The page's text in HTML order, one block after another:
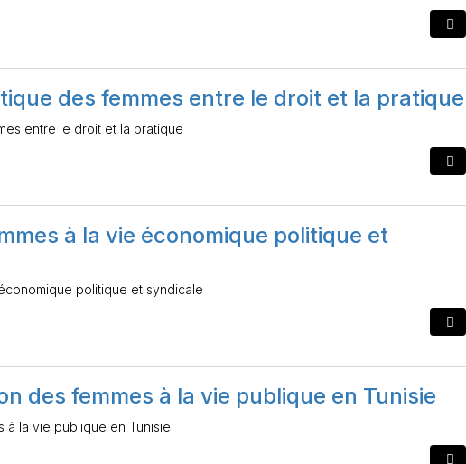
des femmes entre le droit et la pratique
entre le droit et la pratique
à la vie économique politique et
politique et syndicale
des femmes à la vie publique en Tunisie
à la vie publique en Tunisie